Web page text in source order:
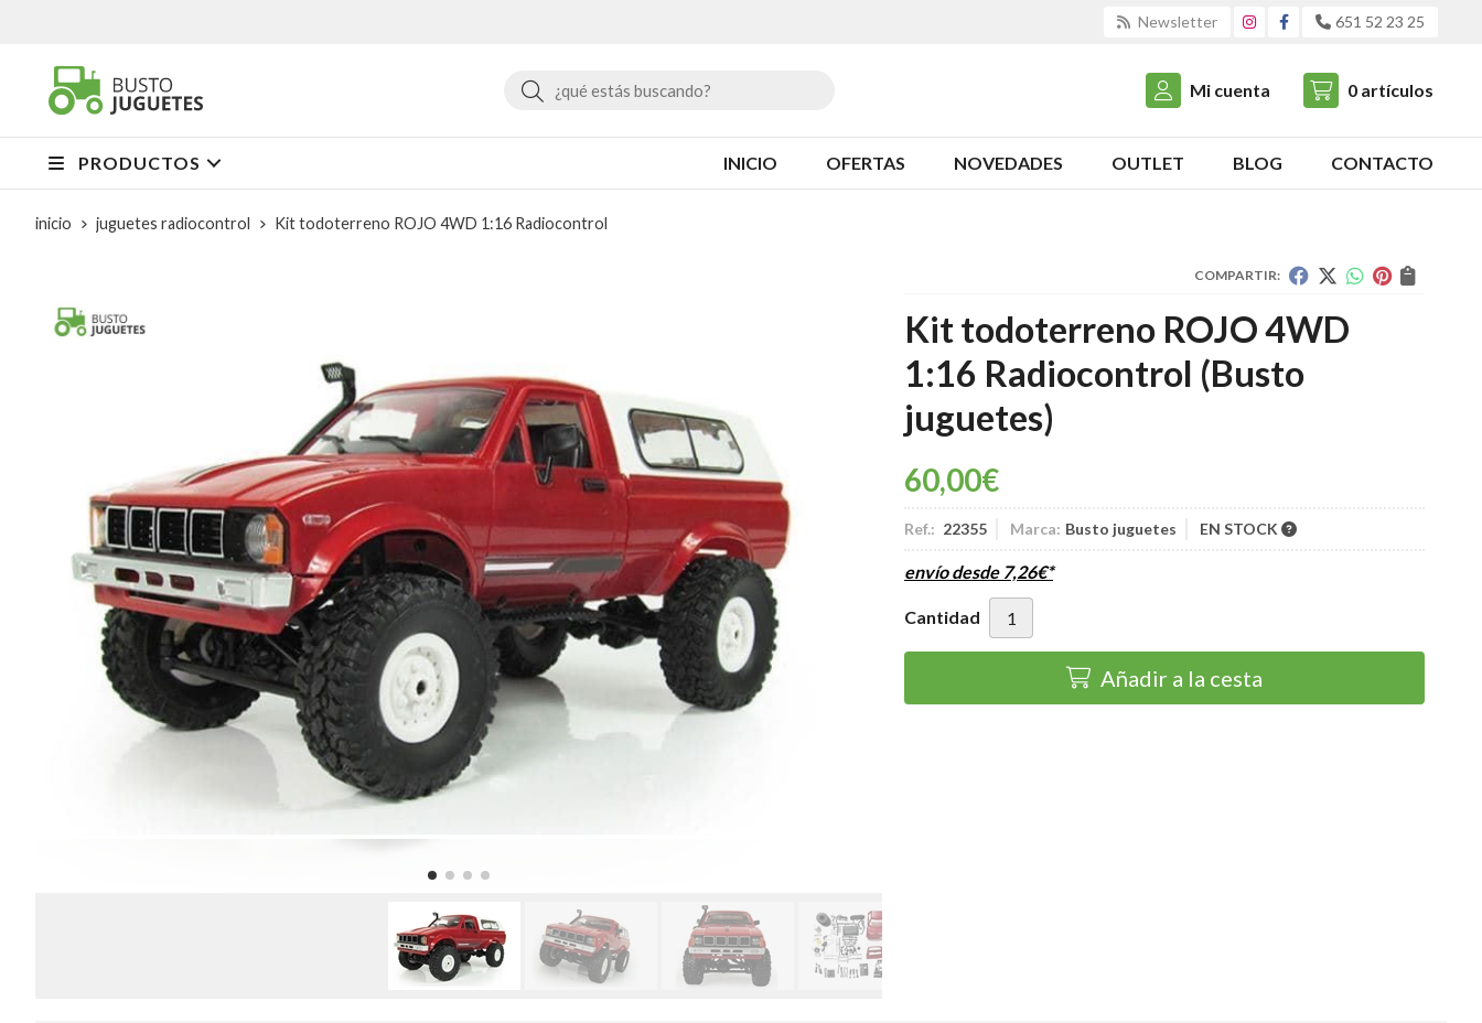
Newsletter 651 52 23 25
Buscar Mi cuenta 0 artículos
PRODUCTOS INICIO OFERTAS NOVEDADES OUTLET BLOG CONTACTO
inicio juguetes radiocontrol Kit todoterreno ROJO 4WD 1:16 Radiocontrol
COMPARTIR:
Kit todoterreno ROJO 4WD
1:16 Radiocontrol (Busto
juguetes)
60,00€
Ref.: 22355 Marca: Busto juguetes EN STOCK
envío desde 7,26€*
Cantidad
Añadir a la cesta